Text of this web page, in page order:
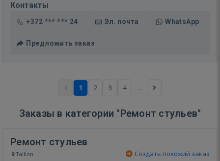
Контакты
+372 *** *** 24 Эл. почта WhatsApp
Предложить заказ
1 2 3 4 ...
Заказы в категории "Ремонт стульев"
Ремонт стульев
Tallinn Создать похожий заказ